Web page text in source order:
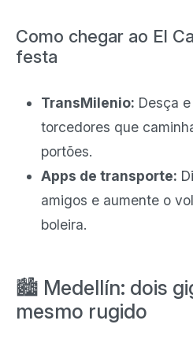
Como chegar ao El
festa
TransMilenio: Desça
torcedores que
portões.
Apps de transporte:
amigos e aumente o
boleira.
🏙️ Medellín: dois
mesmo rugido